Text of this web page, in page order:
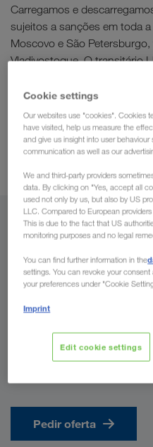
Carregamos e
sujeitos a sanções em toda
Moscovo e São
Vladivostoque. O transitário
camião (cargas
todos os países da
nossaexperiência de
Também atuamos no
De
Portugal
Pedir oferta
Cookie settings
Our websites use "cookies". Cookies
have visited, help us measure the
and give us insight into user
communication as well as our
We and third-party providers
data. By clicking on "Yes, accept all
used not only by us, but also by US
LLC. Compared to European
This is due to the fact that US
monitoring purposes and no legal
You can find further information in the
settings. You can revoke your
your preferences under "Cookie
Imprint
Edit cookie settings